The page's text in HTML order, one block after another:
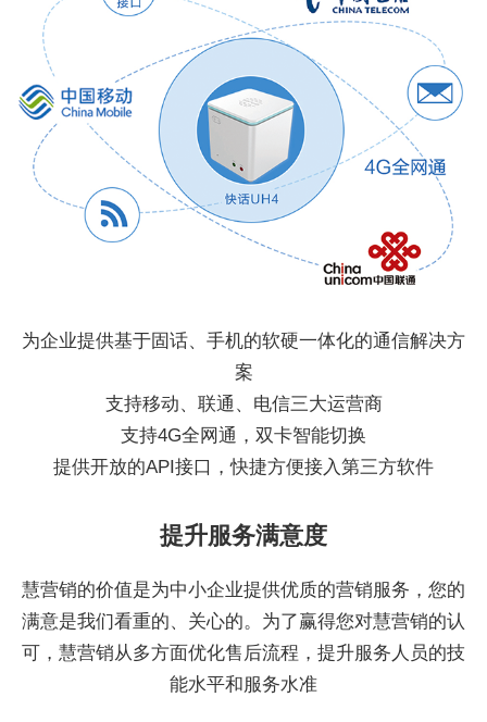
为企业提供基于固话、手机的软硬一体化的通信解决方
案
支持移动、联通、电信三大运营商
支持4G全网通，双卡智能切换
提供开放的API接口，快捷方便接入第三方软件
提升服务满意度
慧营销的价值是为中小企业提供优质的营销服务，您的
满意是我们看重的、关心的。为了赢得您对慧营销的认
可，慧营销从多方面优化售后流程，提升服务人员的技
能水平和服务水准